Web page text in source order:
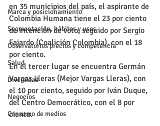
Marca y posicionamiento
Segmentación, hábitos y usos
Observatorios precios y competencia
Salud
Diversidad
Negocios
Consumo de medios
en 35 municipios del país, el aspirante de
Colombia Humana tiene el 23 por ciento
de intención de voto, seguido por Sergio
Fajardo (Coalición Colombia), con el 18
por ciento.
En el tercer lugar se encuentra Germán
Vargas Lleras (Mejor Vargas Lleras), con
el 10 por ciento, seguido por Iván Duque,
del Centro Democrático, con el 8 por
ciento.